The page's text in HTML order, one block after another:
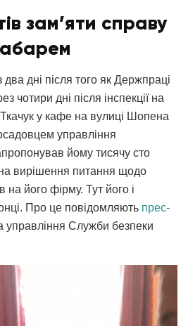
зам’яти справу
дні після того як Держпраці
чотири дні після інспекції на
Ткачук у кафе на вулиці Шопена
управління
йому тисячу сто
вирішення питання щодо
його фірму. Тут його і
Про це повідомляють прес-
управління Служби безпеки